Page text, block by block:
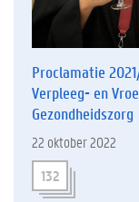
Proclamatie
Verpleeg- en
Gezondheidszorg
22 oktober 2022
132